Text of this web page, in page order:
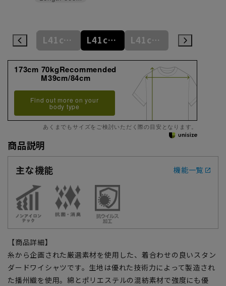
L41cm/78cm L41cm/80cm L41cm/82cm L41cm/84cm
173cm 70kgRecommended
M39cm/84cm
Find out more on your
body type
あくまでもサイズをご検討いただく際の目安となります。
商品説明
主な機能
機能一覧
【商品詳細】
糸から企画された厳選素材を使用した、着合わせの良いスタン
ダードワイシャツです。生地は優れた技術力によって製造され
た播州織を使用。綿とポリエステルの混紡素材で強度にも優